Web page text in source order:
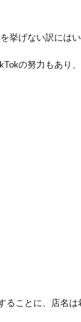
挙げない訳には
の努力もあり、
ことに、店名は